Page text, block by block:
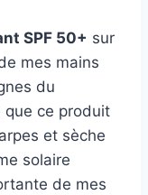
SPF 50+ sur
mes mains
du
que ce produit
et sèche
solaire
de mes